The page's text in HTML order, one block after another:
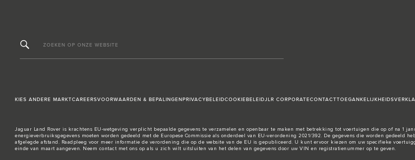
ZOEKEN OP ONZE WEBSITE
KIES ANDERE MARKTCAREERSVOORWAARDEN & BEPALINGEN PRIVACYBELEIDCOOKIEBELEIDJLR CORPORATECONTACT
Jaguar Land Rover is krachtens EU-wetgeving verplicht bepaalde gegevens te verzamelen en openbaar te maken met betrekking tot voertuigen die op of na 1
energieverbruiksgegevens moeten worden gedeeld met de Europese Commissie als onderdeel van EU-verordening 2021/392. De gegevens die worden gedeeld
afgelegde afstand. Raadpleeg voor meer informatie de verordening die op de website van de EU is gepubliceerd. U kunt ervoor kiezen om uw specifieke
einde van maart aangeven. Neem contact met ons op als u zich wilt uitsluiten van het delen van gegevens door uw VIN en registratienummer op te geven.